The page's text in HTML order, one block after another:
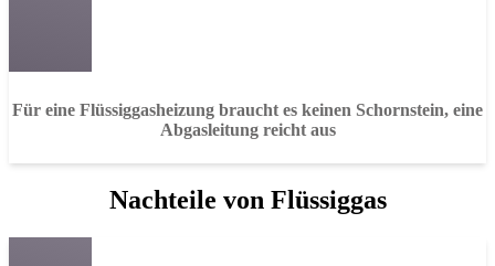
Für eine Flüssiggasheizung braucht es keinen Schornstein, eine
Abgasleitung reicht aus
Nachteile von Flüssiggas